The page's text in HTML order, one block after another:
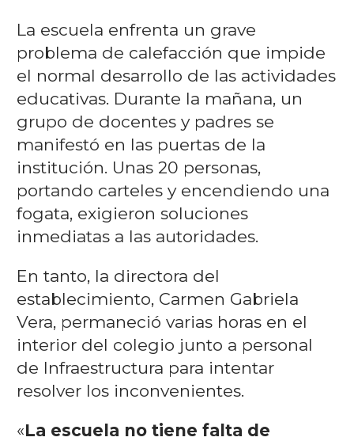
La escuela enfrenta un grave
problema de calefacción que impide
el normal desarrollo de las actividades
educativas. Durante la mañana, un
grupo de docentes y padres se
manifestó en las puertas de la
institución. Unas 20 personas,
portando carteles y encendiendo una
fogata, exigieron soluciones
inmediatas a las autoridades.
En tanto, la directora del
establecimiento, Carmen Gabriela
Vera, permaneció varias horas en el
interior del colegio junto a personal
de Infraestructura para intentar
resolver los inconvenientes.
«La escuela no tiene falta de